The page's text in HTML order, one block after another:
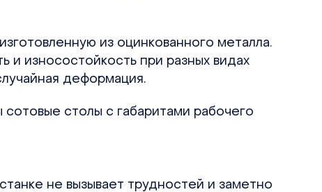
из оцинкованного металла.
и износостойкость при разных видах
деформация.
сотовые столы с габаритами рабочего
не вызывает трудностей и заметно